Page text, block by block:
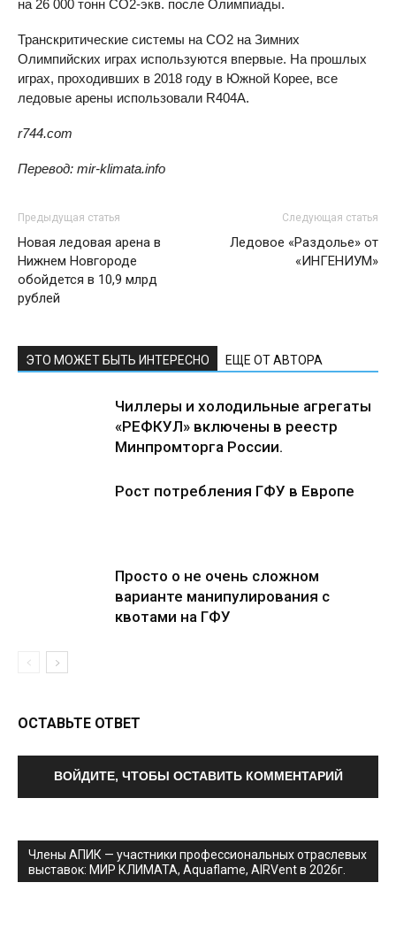
на 26 000 тонн CO2-экв. после Олимпиады.
Транскритические системы на CO2 на Зимних
Олимпийских играх используются впервые. На прошлых
играх, проходивших в 2018 году в Южной Корее, все
ледовые арены использовали R404A.
r744.com
Перевод: mir-klimata.info
Предыдущая статья
Новая ледовая арена в
Нижнем Новгороде
обойдется в 10,9 млрд
рублей
Следующая статья
Ледовое «Раздолье» от
«ИНГЕНИУМ»
ЭТО МОЖЕТ БЫТЬ ИНТЕРЕСНО ЕЩЕ ОТ АВТОРА
Чиллеры и холодильные агрегаты
«РЕФКУЛ» включены в реестр
Минпромторга России.
Рост потребления ГФУ в Европе
Просто о не очень сложном
варианте манипулирования с
квотами на ГФУ
ОСТАВЬТЕ ОТВЕТ
ВОЙДИТЕ, ЧТОБЫ ОСТАВИТЬ КОММЕНТАРИЙ
Члены АПИК — участники профессиональных отраслевых
выставок: МИР КЛИМАТА, Aquaflame, AIRVent в 2026г.